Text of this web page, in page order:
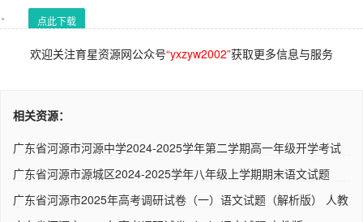
点此下载
欢迎关注育星资源网公众号“yxzyw2002”获取更多信息与服务
相关资源：
广东省河源市河源中学2024-2025学年第二学期高一年级开学考试
广东省河源市源城区2024-2025学年八年级上学期期末语文试题
广东省河源市2025年高考调研试卷（一）语文试题（解析版） 人教